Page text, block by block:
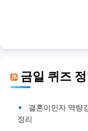
금일 퀴즈
결혼이민자 역량
정리